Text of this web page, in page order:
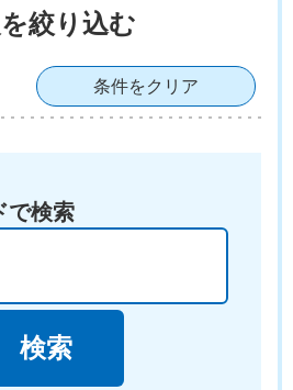
絞り込む
条件をクリア
で検索